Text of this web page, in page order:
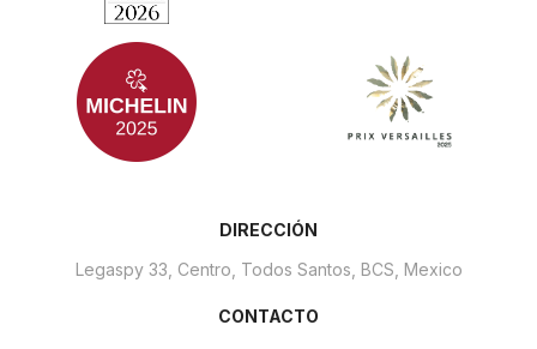
DIRECCIÓN
Legaspy 33, Centro, Todos Santos, BCS, Mexico
CONTACTO